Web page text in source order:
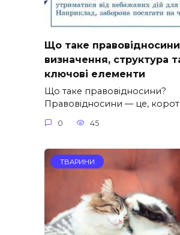
Що таке
визначення, структура
ключові елементи
Що таке правовідносини?
Правовідносини — це,
0 45
ТВАРИНИ